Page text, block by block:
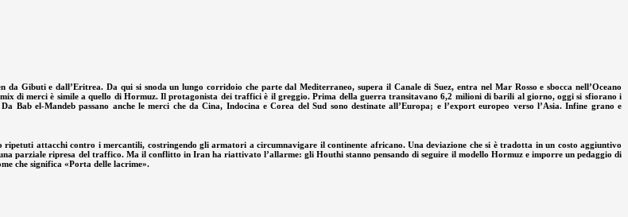
Gibuti e dall’Eritrea. Da qui si snoda un lungo corridoio che parte dal Mediterraneo, supera il Canale di Suez, entra nel Mar Rosso e sbocca nell’Oceano
di merci è simile a quello di Hormuz. Il protagonista dei traffici è il greggio. Prima della guerra transitavano 6,2 milioni di barili al giorno, oggi si sfiorano i
el-Mandeb passano anche le merci che da Cina, Indocina e Corea del Sud sono destinate all’Europa; e l’export europeo verso l’Asia. Infine grano e
attacchi contro i mercantili, costringendo gli armatori a circumnavigare il continente africano. Una deviazione che si è tradotta in un costo aggiuntivo
parziale ripresa del traffico. Ma il conflitto in Iran ha riattivato l’allarme: gli Houthi stanno pensando di seguire il modello Hormuz e imporre un pedaggio di
che significa «Porta delle lacrime».